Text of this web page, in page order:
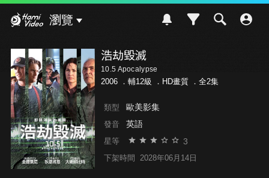
瀏覽
浩劫毀滅
10.5 Apocalypse
2006 ． 輔12級 ．HD畫質 ．全2集
類型 歐美影集
發音 英語
星等 3
下架時間 2028年06月14日